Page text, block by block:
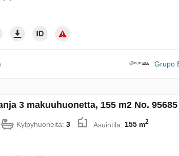
Grupo
3 makuuhuonetta, 155 m2 No. 95685
Kylpyhuoneita: 3 Asuintila: 155 m2